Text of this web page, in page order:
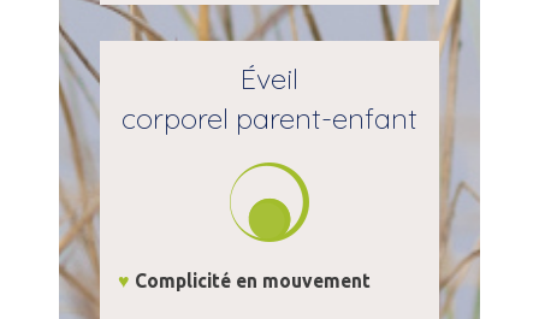
Éveil
corporel parent-enfant
♥ Complicité en mouvement